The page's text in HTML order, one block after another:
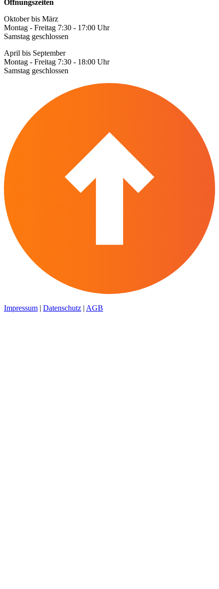
Öffnungszeiten
Oktober bis März
Montag - Freitag 7:30 - 17:00 Uhr
Samstag geschlossen
April bis September
Montag - Freitag 7:30 - 18:00 Uhr
Samstag geschlossen
Impressum | Datenschutz | AGB